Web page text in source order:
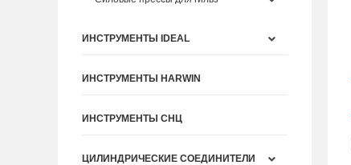
ИНСТРУМЕНТЫ IDEAL
ИНСТРУМЕНТЫ HARWIN
ИНСТРУМЕНТЫ СНЦ
ЦИЛИНДРИЧЕСКИЕ СОЕДИНИТЕЛИ